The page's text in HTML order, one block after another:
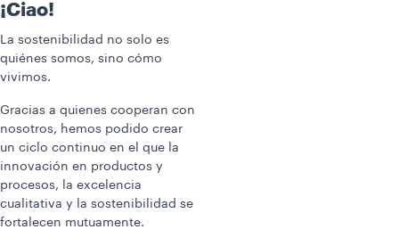
¡Ciao!
La sostenibilidad no solo es
quiénes somos, sino cómo
vivimos.
Gracias a quienes cooperan con
nosotros, hemos podido crear
un ciclo continuo en el que la
innovación en productos y
procesos, la excelencia
cualitativa y la sostenibilidad se
fortalecen mutuamente.